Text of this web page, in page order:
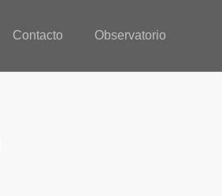
Contacto Observatorio